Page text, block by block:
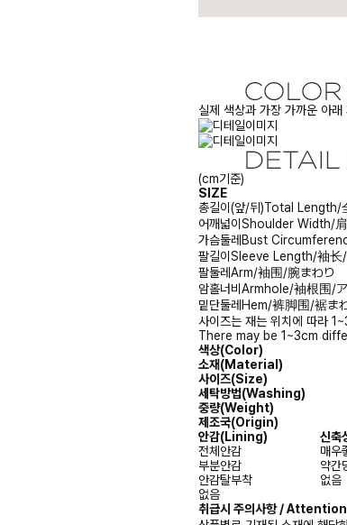
실제 색상과 가장 가까운 아
(cm기준)
SIZE
총길이(앞/뒤)Total Length/
어깨넓이 Shoulder Width/
가슴둘레 Bust
팔길이 Sleeve Length/袖长
팔둘레Arm/袖围/腕まわり
암홀너비 Armhole/袖根围/
밑단둘레 Hem/裤脚围/裾ま
사이즈는 재는 위치에 따라
There may be 1~3cm
색상(Color)
소재(Material)
사이즈(Size)
세탁방법(Washing)
중량(Weight)
제조국(Origin)
안감(Lining)
신
전체안감
매우
부분안감
약간
안감탈부착
없음
없음
취급시 주의사항 /